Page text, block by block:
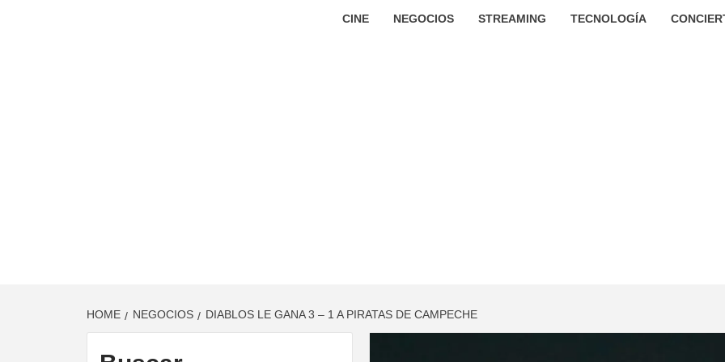
CINE NEGOCIOS STREAMING TECNOLOGÍA
HOME NEGOCIOS DIABLOS LE GANA 3 – 1 A PIRATAS DE CAMPECHE